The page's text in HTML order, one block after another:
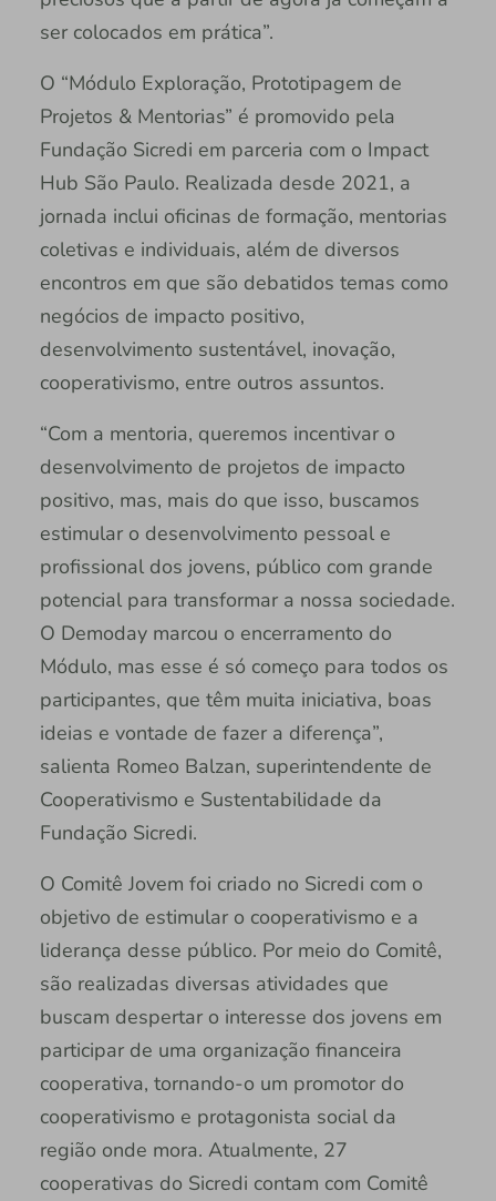
ser colocados em prática”.
O “Módulo Exploração, Prototipagem de
Projetos & Mentorias” é promovido pela
Fundação Sicredi em parceria com o Impact
Hub São Paulo. Realizada desde 2021, a
jornada inclui oficinas de formação, mentorias
coletivas e individuais, além de diversos
encontros em que são debatidos temas como
negócios de impacto positivo,
desenvolvimento sustentável, inovação,
cooperativismo, entre outros assuntos.
“Com a mentoria, queremos incentivar o
desenvolvimento de projetos de impacto
positivo, mas, mais do que isso, buscamos
estimular o desenvolvimento pessoal e
profissional dos jovens, público com grande
potencial para transformar a nossa sociedade.
O Demoday marcou o encerramento do
Módulo, mas esse é só começo para todos os
participantes, que têm muita iniciativa, boas
ideias e vontade de fazer a diferença”,
salienta Romeo Balzan, superintendente de
Cooperativismo e Sustentabilidade da
Fundação Sicredi.
O Comitê Jovem foi criado no Sicredi com o
objetivo de estimular o cooperativismo e a
liderança desse público. Por meio do Comitê,
são realizadas diversas atividades que
buscam despertar o interesse dos jovens em
participar de uma organização financeira
cooperativa, tornando-o um promotor do
cooperativismo e protagonista social da
região onde mora. Atualmente, 27
cooperativas do Sicredi contam com Comitê